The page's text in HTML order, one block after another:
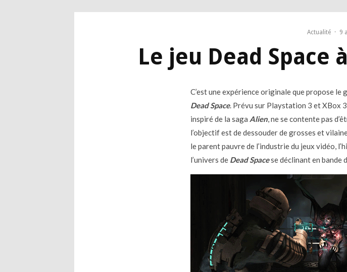
Actualité · 9
Le jeu Dead Space
C’est une expérience originale que propose
Dead Space. Prévu sur Playstation 3 et XBox
inspiré de la saga Alien, ne se contente pas
l’objectif est de dessouder de grosses et
le parent pauvre de l’industrie du jeux vidéo,
l’univers de Dead Spacese déclinant en bande